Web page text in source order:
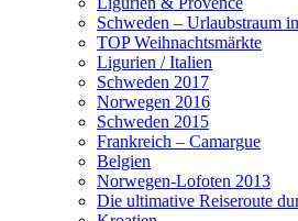
Schweden – Urlaubstraum
TOP Weihnachtsmärkte
Ligurien / Italien
Schweden 2017
Norwegen 2016
Schweden 2015
Frankreich – Camargue
Belgien
Norwegen-Lofoten 2013
Die ultimative Reiseroute